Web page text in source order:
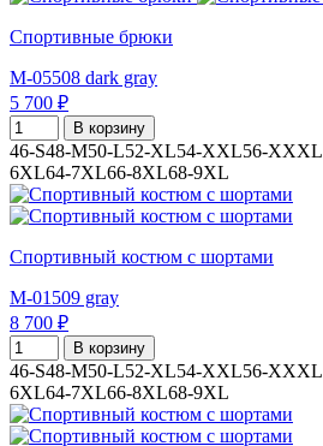
Спортивные брюки
M-05508 dark gray
5 700 ₽
В корзину
46-S48-M50-L52-XL54-XXL56-XXXL
6XL64-7XL66-8XL68-9XL
Спортивный костюм с шортами
M-01509 gray
8 700 ₽
В корзину
46-S48-M50-L52-XL54-XXL56-XXXL
6XL64-7XL66-8XL68-9XL